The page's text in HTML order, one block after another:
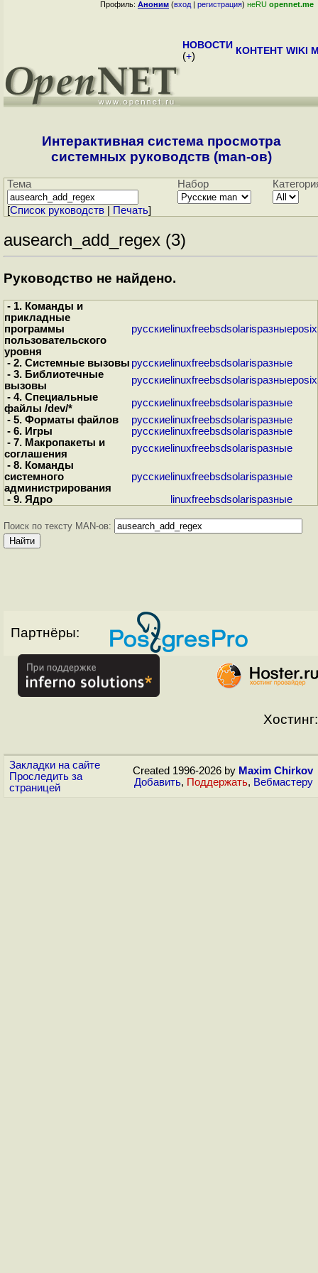
Профиль: Аноним (вход | регистрация) неRU opennet.me
НОВОСТИ
(+) КОНТЕНТ WIKI
Интерактивная система просмотра
системных руководств (man-ов)
Тема Набор
[Cписок руководств Печать]
ausearch_add_regex (3)
Руководство не найдено.
- 1. Команды и
прикладные
программы
пользовательского
уровня
русскиеlinuxfreebsdsolarisразныеposix
- 2. Системные вызовы русскиеlinuxfreebsdsolarisразные
- 3. Библиотечные
вызовы
русскиеlinuxfreebsdsolarisразныеposix
- 4. Специальные
файлы /dev/*
русскиеlinuxfreebsdsolarisразные
- 5. Форматы файлов
русскиеlinuxfreebsdsolarisразные
- 6. Игры
русскиеlinuxfreebsdsolarisразные
- 7. Макропакеты и
соглашения
русскиеlinuxfreebsdsolarisразные
- 8. Команды
системного
администрирования
русскиеlinuxfreebsdsolarisразные
- 9. Ядро
linuxfreebsdsolarisразные
Поиск по тексту MAN-ов:
Партнёры:
Хостинг:
Закладки на сайте
Проследить за
страницей
Created 1996-2026 by Maxim Chirkov
Добавить, Поддержать, Вебмастеру